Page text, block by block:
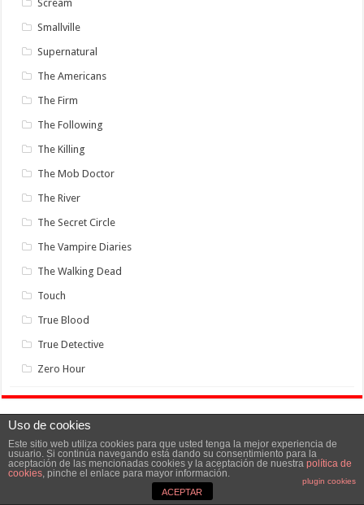
Scream
Smallville
Supernatural
The Americans
The Firm
The Following
The Killing
The Mob Doctor
The River
The Secret Circle
The Vampire Diaries
The Walking Dead
Touch
True Blood
True Detective
Zero Hour
Categorías
Uso de cookies
Este sitio web utiliza cookies para que usted tenga la mejor experiencia de
usuario. Si continúa navegando está dando su consentimiento para la
aceptación de las mencionadas cookies y la aceptación de nuestra política de
cookies, pinche el enlace para mayor información.
plugin cookies
ACEPTAR